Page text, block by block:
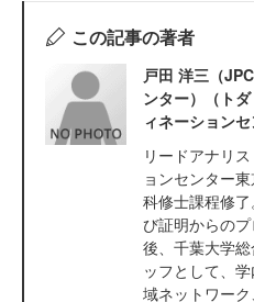
この記事の著者
戸田 洋三（
ンター）（ト
ィネーションセ
リードアナリ
ョンセンター
科修士課程修
び証明からの
後、千葉大学
ッフとして、
域ネットワー